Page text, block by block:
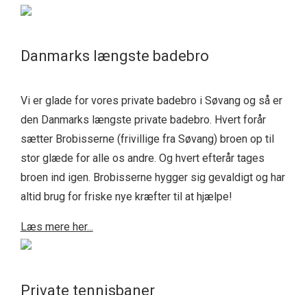
Danmarks længste badebro
Vi er glade for vores private badebro i Søvang og så er
den Danmarks længste private badebro. Hvert forår
sætter Brobisserne (frivillige fra Søvang) broen op til
stor glæde for alle os andre. Og hvert efterår tages
broen ind igen. Brobisserne hygger sig gevaldigt og har
altid brug for friske nye kræfter til at hjælpe!
Læs mere her...
Private tennisbaner